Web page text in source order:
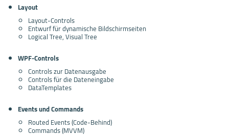
Layout
Layout-Controls
Entwurf für dynamische Bildschirmseiten
Logical Tree, Visual Tree
WPF-Controls
Controls zur Datenausgabe
Controls für die Dateneingabe
DataTemplates
Events und Commands
Routed Events (Code-Behind)
Commands (MVVM)